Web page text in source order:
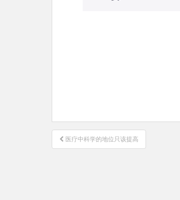
文
章
医疗中科学的地位只该提高